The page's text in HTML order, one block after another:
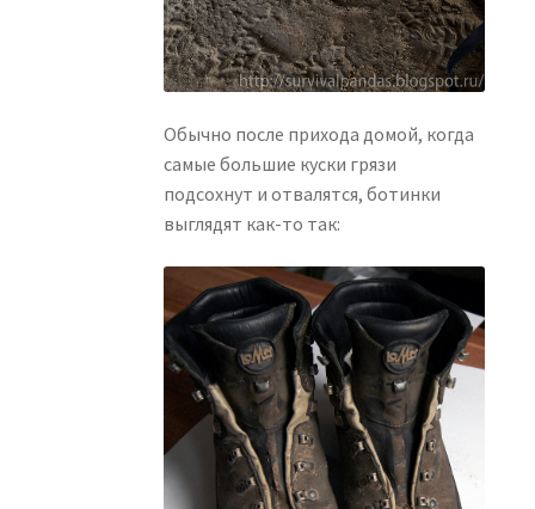
Обычно после прихода домой, когда
самые большие куски грязи
подсохнут и отвалятся, ботинки
выглядят как-то так: